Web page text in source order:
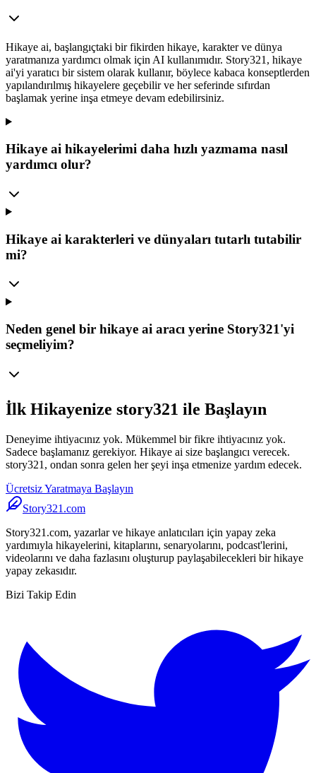
Hikaye ai, başlangıçtaki bir fikirden hikaye, karakter ve dünya
yaratmanıza yardımcı olmak için AI kullanımıdır. Story321, hikaye
ai'yi yaratıcı bir sistem olarak kullanır, böylece kabaca konseptlerden
yapılandırılmış hikayelere geçebilir ve her seferinde sıfırdan
başlamak yerine inşa etmeye devam edebilirsiniz.
Hikaye ai hikayelerimi daha hızlı yazmama nasıl
yardımcı olur?
Hikaye ai karakterleri ve dünyaları tutarlı tutabilir
mi?
Neden genel bir hikaye ai aracı yerine Story321'yi
seçmeliyim?
İlk Hikayenize story321 ile Başlayın
Deneyime ihtiyacınız yok. Mükemmel bir fikre ihtiyacınız yok.
Sadece başlamanız gerekiyor. Hikaye ai size başlangıcı verecek.
story321, ondan sonra gelen her şeyi inşa etmenize yardım edecek.
Ücretsiz Yaratmaya Başlayın
Story321.com
Story321.com, yazarlar ve hikaye anlatıcıları için yapay zeka
yardımıyla hikayelerini, kitaplarını, senaryolarını, podcast'lerini,
videolarını ve daha fazlasını oluşturup paylaşabilecekleri bir hikaye
yapay zekasıdır.
Bizi Takip Edin